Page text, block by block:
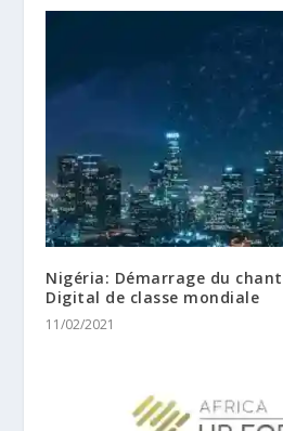
Nigéria: Démarrage du
Digital de classe mondiale
11/02/2021